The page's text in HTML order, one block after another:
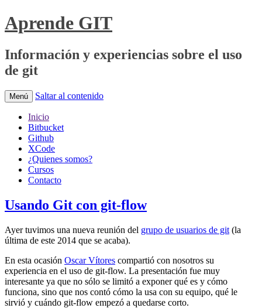
Aprende GIT
Información y experiencias sobre el uso
de git
Menú Saltar al contenido
Inicio
Bitbucket
Github
XCode
¿Quienes somos?
Cursos
Contacto
Usando Git con git-flow
Ayer tuvimos una nueva reunión del grupo de usuarios de git (la
última de este 2014 que se acaba).
En esta ocasión Oscar Vítores compartió con nosotros su
experiencia en el uso de git-flow. La presentación fue muy
interesante ya que no sólo se limitó a exponer qué es y cómo
funciona, sino que nos contó cómo la usa con su equipo, qué le
sirvió y cuándo git-flow empezó a quedarse corto.